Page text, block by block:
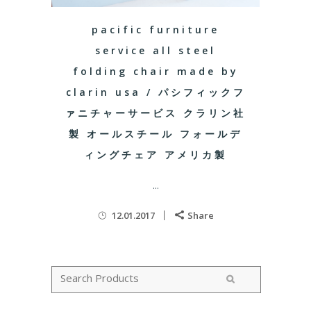
pacific furniture
service all steel
folding chair made by
clarin usa / パシフィックフ
ァニチャーサービス クラリン社
製 オールスチール フォールデ
ィングチェア アメリカ製
...
12.01.2017 Share